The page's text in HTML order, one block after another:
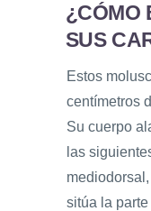
¿CÓMO
SUS
Estos
centímetros
Su cuerpo
las
sitúa la